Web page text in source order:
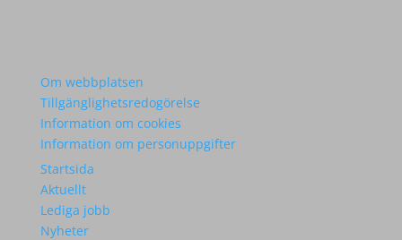
Om webbplatsen
Tillgänglighetsredogörelse
Information om cookies
Information om personuppgifter
Startsida
Aktuellt
Lediga jobb
Nyheter